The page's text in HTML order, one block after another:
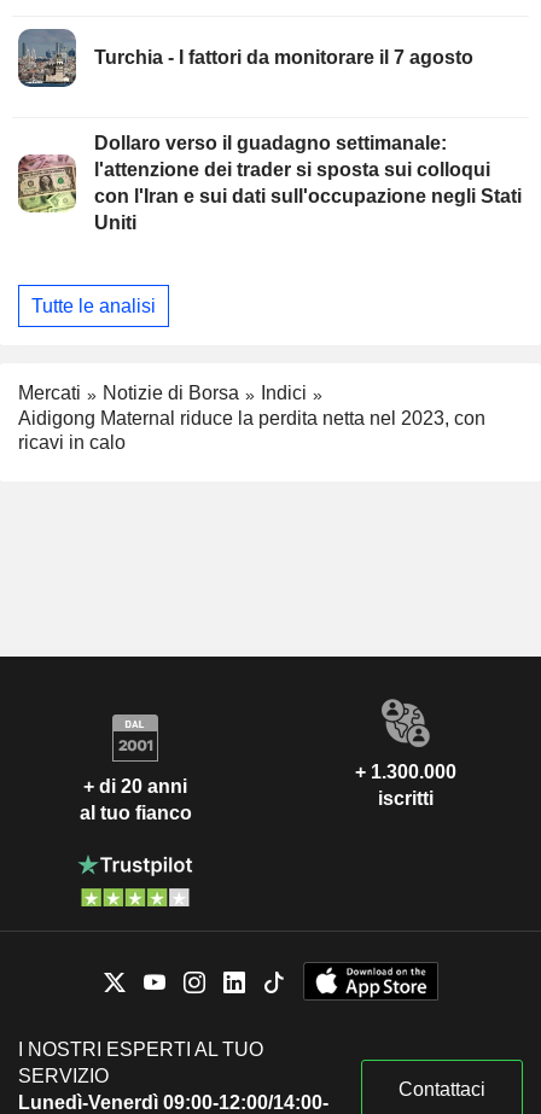
Turchia - I fattori da monitorare il 7 agosto
Dollaro verso il guadagno settimanale:
l'attenzione dei trader si sposta sui colloqui
con l'Iran e sui dati sull'occupazione negli Stati
Uniti
Tutte le analisi
Mercati Notizie di Borsa
Indici
Aidigong Maternal riduce la perdita netta nel 2023, con
ricavi in calo
+ di 20 anni
al tuo fianco
+ 1.300.000
iscritti
I NOSTRI ESPERTI AL TUO
SERVIZIO
Lunedì-Venerdì 09:00-12:00/14:00-
Contattaci